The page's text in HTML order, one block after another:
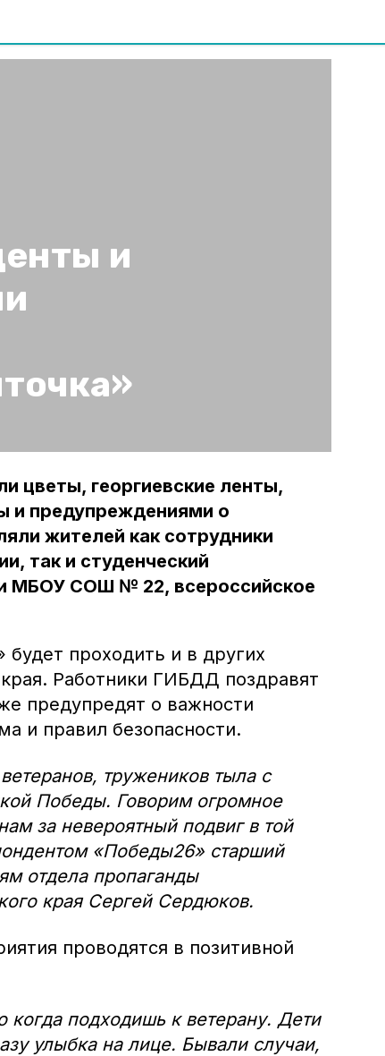
и
цветы, георгиевские ленты,
и предупреждениями о
жителей как сотрудники
так и студенческий
МБОУ СОШ № 22, всероссийское
будет проходить и в других
Работники ГИБДД поздравят
предупредят о важности
и правил безопасности.
тружеников тыла с
Победы. Говорим огромное
за невероятный подвиг в той
«Победы26» старший
отдела пропаганды
края Сергей Сердюков.
проводятся в позитивной
подходишь к ветерану. Дети
улыбка на лице. Бывали случаи,